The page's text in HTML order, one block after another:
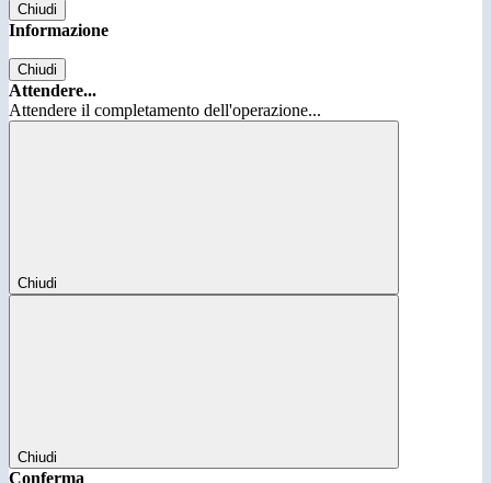
Chiudi
Informazione
Chiudi
Attendere...
Attendere il completamento dell'operazione...
Chiudi
Chiudi
Conferma